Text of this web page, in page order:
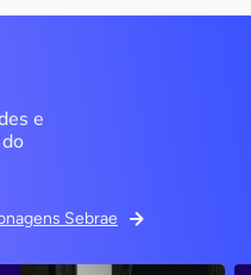
e
Sebrae